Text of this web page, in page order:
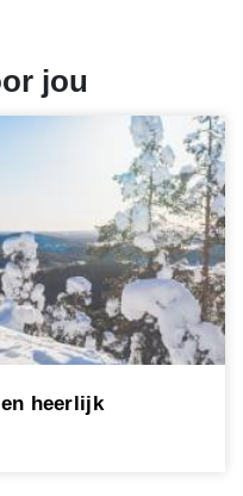
jou
heerlijk